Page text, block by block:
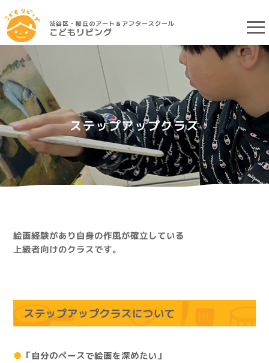
渋谷区・桜丘のアート＆アフタースクール
こどもリビング
ステップアップクラス
絵画経験があり自身の作風が確立している
上級者向けのクラスです。
ステップアップクラスについて
● 「自分のペースで絵画を深めたい」